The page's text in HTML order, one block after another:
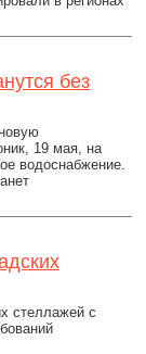
без
19 мая, на
водоснабжение.
стеллажей с